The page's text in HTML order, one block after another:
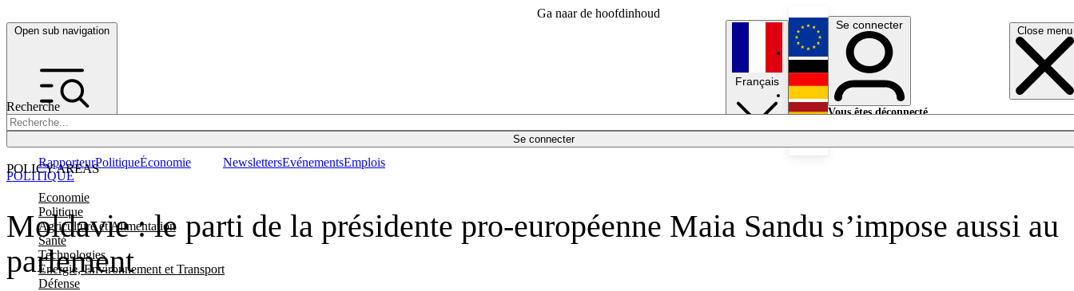
Ga naar de hoofdinhoud
Open sub navigation Close menu
Recherche
Se connecter
POLICY AREAS
Economie
Politique
Agriculture et Alimentation
Santé
Technologies
Energie, Environnement et Transport
Défense
RapporteurPolitiqueÉconomie NewslettersEvénementsEmplois
Français
English
Deutsch
Se connecter
Vous êtes déconnecté.
Moldavie : le parti de la présidente pro-européenne Maia Sandu s’impose aussi au
parlement
POLITIQUE